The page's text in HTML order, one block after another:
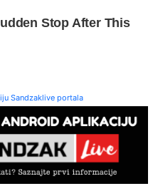
Sandzaklive portala